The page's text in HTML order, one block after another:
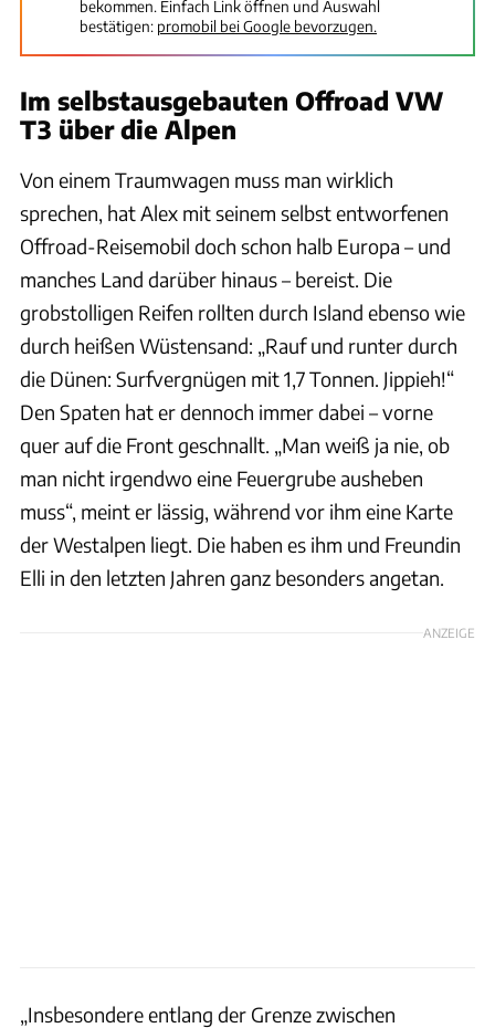
bekommen. Einfach Link öffnen und Auswahl
bestätigen: promobil bei Google bevorzugen.
Im selbstausgebauten Offroad VW
T3 über die Alpen
Von einem Traumwagen muss man wirklich
sprechen, hat Alex mit seinem selbst entworfenen
Offroad-Reisemobil doch schon halb Europa – und
manches Land darüber hinaus – bereist. Die
grobstolligen Reifen rollten durch Island ebenso wie
durch heißen Wüstensand: „Rauf und runter durch
die Dünen: Surfvergnügen mit 1,7 Tonnen. Jippieh!“
Den Spaten hat er dennoch immer dabei – vorne
quer auf die Front geschnallt. „Man weiß ja nie, ob
man nicht irgendwo eine Feuergrube ausheben
muss“, meint er lässig, während vor ihm eine Karte
der Westalpen liegt. Die haben es ihm und Freundin
Elli in den letzten Jahren ganz besonders angetan.
ANZEIGE
„Insbesondere entlang der Grenze zwischen